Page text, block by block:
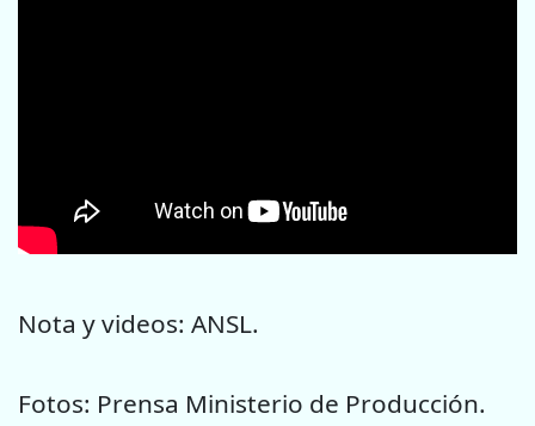
Nota y videos: ANSL.
Fotos: Prensa Ministerio de Producción.